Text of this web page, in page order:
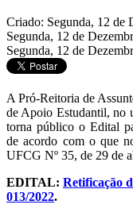
Criado: Segunda, 12 de
Segunda, 12 de
Segunda, 12 de
A Pró-Reitoria de
de Apoio Estudantil, no
torna público o Edital
de acordo com o que
UFCG Nº 35, de 29 de
EDITAL: Retificação
013/2022.